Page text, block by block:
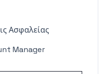
Ασφαλείας
Manager